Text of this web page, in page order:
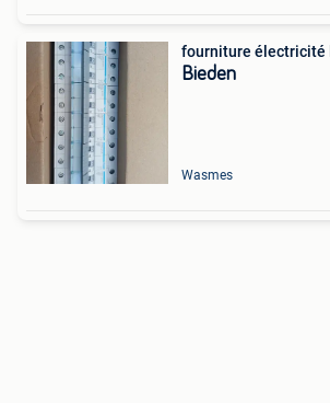
fourniture électricité
Bieden
Wasmes